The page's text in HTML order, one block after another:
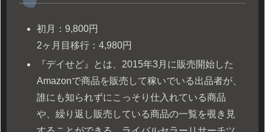
初月：9,800円
2ヶ月目移行：4,980円
『デイせど』とは、2015年3月に販売開始した
Amazonで商品を販売して稼いでいる出品者が、
誰にも知られずにこっそり仕入れている商品
や、繰り返し販売している商品の一覧を覗き見